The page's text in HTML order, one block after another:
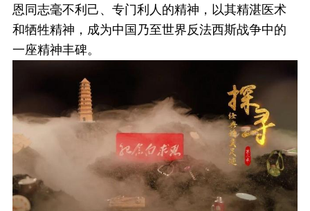
恩同志毫不利己、专门利人的精神，以其精湛医术
和牺牲精神，成为中国乃至世界反法西斯战争中的
一座精神丰碑。